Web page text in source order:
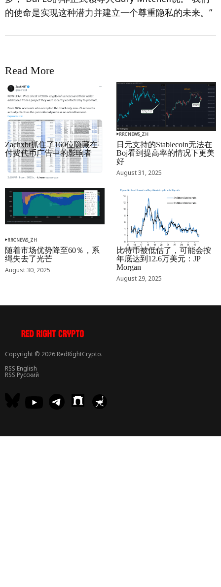
的使命是实现这种潜力并建立一个尊重隐私的未来。”
Read More
RRCNEWS_ZH
Zachxbt抓住了160位隐藏在
付费代币广告中的影响者
September 01, 2025
RRCNEWS_ZH
日元支持的Stablecoin无法在
Boj看到提高率的情况下更美
好
August 31, 2025
RRCNEWS_ZH
随着市场优势降至60％，系
绳失去了光芒
August 30, 2025
RRCNEWS_ZH
比特币被低估了，可能会按
年底达到12.6万美元：JP
Morgan
August 29, 2025
Copyright © 2026 RedRightCrypto.
RSS English
RSS Русский